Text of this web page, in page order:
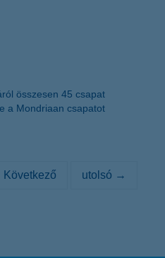
összesen 45 csapat
a Mondriaan csapatot
Következő utolsó →